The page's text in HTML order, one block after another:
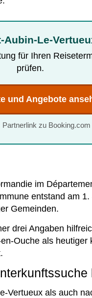
Aubin-Le-
für Ihren
prüfen.
und Angebote
Partnerlink zu Booking.com
im
entstand am
Gemeinden.
drei Angaben
Ouche als heutiger
Vertueux als auch